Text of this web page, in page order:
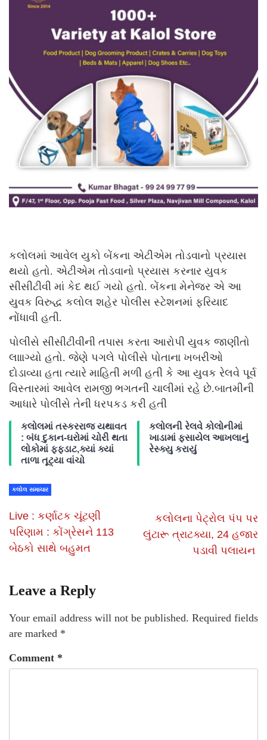
કલોલમાં આવેલ યુકો બેંકના એટીએમ તોડવાનો પ્રયાસ
થયો હતો. એટીએમ તોડવાનો પ્રયાસ કરનાર યુવક
સીસીટીવી માં કેદ થઈ ગયો હતો. બેંકના મેનેજર એ આ
યુવક વિરુદ્ધ કલોલ શહેર પોલીસ સ્ટેશનમાં ફરિયાદ
નોંધાવી હતી.
પોલીસે સીસીટીવીની તપાસ કરતા આરોપી યુવક જાણીતો
લાાાગ્યો હતો. જેણે પગલે પોલીસે પોતાના ખબરીઓ
દોડાવ્યા હતા ત્યારે માહિતી મળી હતી કે આ યુવક રેલવે પૂર્વ
વિસ્તારમાં આવેલ રામજી ભગતની ચાલીમાં રહે છે.બાતમીની
આધારે પોલીસે તેની ધરપકડ કરી હતી
કલોલમાં તસ્કરરાજ યથાવત
: બંધ દુકાન-ઘરોમાં ચોરી થતા
લોકોમાં ફફડાટ,ક્યાં ક્યાં
તાળા તૂટ્યા વાંચો
કલોલની રેલવે કોલોનીમાં
ખાડામાં ફસાયેલ આખલાનું
રેસ્ક્યુ કરાયું
કલોલ સમાચાર
Live : કર્ણાટક ચૂંટણી
પરિણામ : કોંગ્રેસને 113
બેઠકો સાથે બહુમત
કલોલના પેટ્રોલ પંપ પર
લુંટારૂ ત્રાટક્યા, 24 હજાર
પડાવી પલાયન
Leave a Reply
Your email address will not be published. Required fields
are marked *
Comment *